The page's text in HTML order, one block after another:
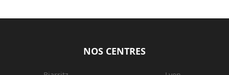
NOS CENTRES